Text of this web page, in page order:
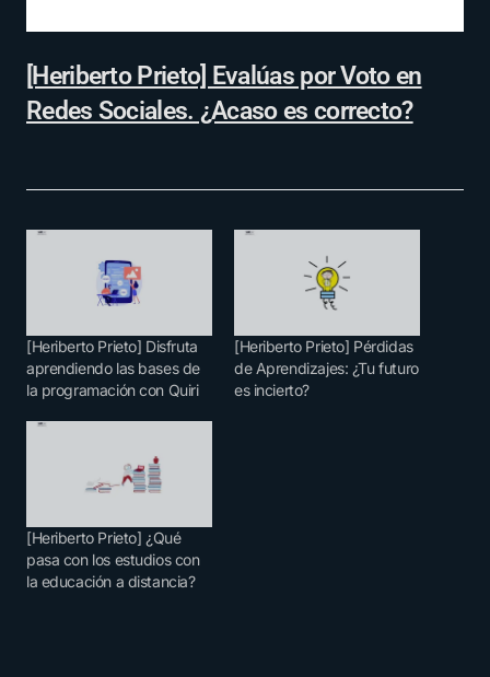
[Heriberto Prieto] Evalúas por Voto en
Redes Sociales. ¿Acaso es correcto?
[Heriberto Prieto] Disfruta
aprendiendo las bases de
la programación con Quiri
[Heriberto Prieto] Pérdidas
de Aprendizajes: ¿Tu futuro
es incierto?
[Heriberto Prieto] ¿Qué
pasa con los estudios con
la educación a distancia?